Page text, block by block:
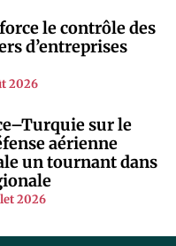
le contrôle des
d’entreprises
2026
sur le
aérienne
un tournant dans
2026